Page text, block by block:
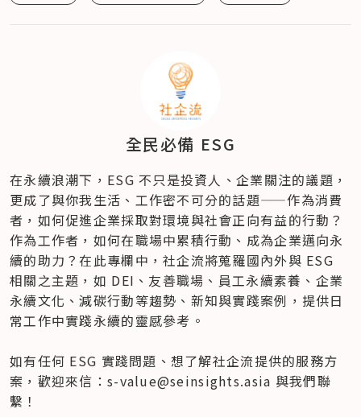
全民必備 ESG
在永續浪潮下，ESG 不只是投資人、企業關注的議題，
更成了與你我生活、工作密不可分的話題——作為消費
者，如何促進企業採取對環境與社會正向有益的行動？
作為工作者，如何在職場中累積行動、成為企業邁向永
續的助力？在此專欄中，社企流將蒐羅國內外與 ESG
相關之主題，如 DEI、友善職場、員工永續素養、企業
永續文化、減碳行動等趨勢、新知與實踐案例，提供日
常工作中實踐永續的靈感參考。
如有任何 ESG 實踐問題、想了解社企流提供的服務方
案，歡迎來信：s-value@seinsights.asia 與我們聯
繫！